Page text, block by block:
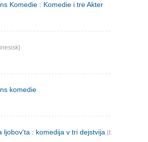
Komedie : Komedie i tre Akter
komedie
ljobov'ta : komedija v tri dejstvija (bulgarsk)